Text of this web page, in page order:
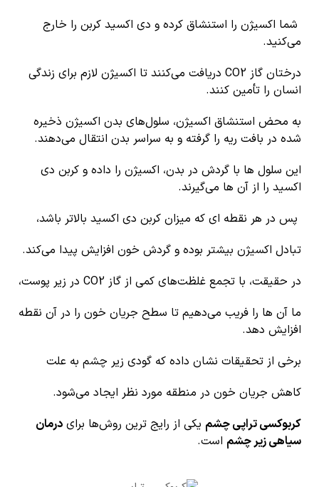
شما اکسیژن را استنشاق کرده و دی اکسید کربن را خارج
می‌کنید.
درختان گاز CO2 دریافت می‌کنند تا اکسیژن لازم برای زندگی
انسان را تأمین کنند.
به محض استنشاق اکسیژن، سلول‌های بدن اکسیژن ذخیره
شده در بافت ریه را گرفته و به سراسر بدن انتقال می‌دهند.
این سلول ها با گردش در بدن، اکسیژن را داده و کربن دی
اکسید را از آن ها می‌گیرند.
پس در هر نقطه ای که میزان کربن دی اکسید بالاتر باشد،
تبادل اکسیژن بیشتر بوده و گردش خون افزایش پیدا می‌کند.
در حقیقت، با تجمع غلظت‌های کمی از گاز CO2 در زیر پوست،
ما آن ها را فریب می‌دهیم تا سطح جریان خون را در آن نقطه
افزایش دهد.
برخی از تحقیقات نشان داده که گودی زیر چشم به علت
کاهش جریان خون در منطقه مورد نظر ایجاد می‌شود.
کربوکسی تراپی چشم یکی از رایج ترین روش‌ها برای درمان
سیاهی زیر چشم است.